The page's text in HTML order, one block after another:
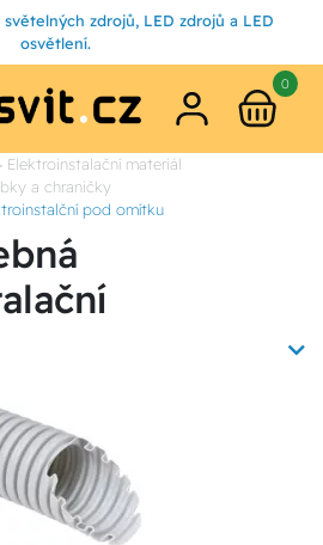
zdrojů, LED zdrojů a LED
osvětlení.
0
Elektroinstalační materiál
a chraničky
pod omítku